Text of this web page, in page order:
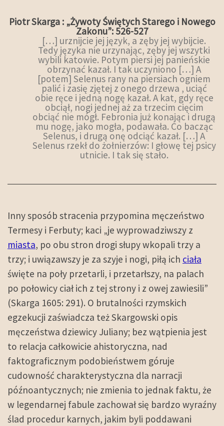
Piotr Skarga : „Żywoty Świętych Starego i Nowego
Zakonu”: 526-527
[…] urznijcie jej język, a zęby jej wybijcie.
Tedy języka nie urzynając, zęby jej wszytki
wybili katowie. Potym piersi jej panieńskie
obrzynać kazał. I tak uczyniono […] A
[potem] Selenus rany na piersiach ogniem
palić i zasię zjętej z onego drzewa , uciąć
obie ręce i jedną nogę kazał. A kat, gdy ręce
obciął, nogi jednej aż za trzecim cięcim
obciąć nie mógł. Febronia już konając i drugą
mu nogę, jako mogła, podawała. Co bacząc
Selenus, i drugą onę odciąć kazał. […] A
Selenus rzekł do żołnierzów: I głowę tej psicy
utnicie. I tak się stało.
Inny sposób stracenia przypomina męczeństwo
Termesy i Ferbuty; kaci „je wyprowadziwszy z
miasta, po obu stron drogi słupy wkopali trzy a
trzy; i uwiązawszy je za szyje i nogi, piłą ich ciała
święte na poły przetarli, i przetarłszy, na palach
po połowicy ciał ich z tej strony i z owej zawiesili”
(Skarga 1605: 291). O brutalności rzymskich
egzekucji zaświadcza też Skargowski opis
męczeństwa dziewicy Juliany; bez wątpienia jest
to relacja całkowicie ahistoryczna, nad
faktograficznym podobieństwem góruje
cudowność charakterystyczna dla narracji
późnoantycznych; nie zmienia to jednak faktu, że
w legendarnej fabule zachował się bardzo wyraźny
ślad procedur karnych, jakim byli poddawani